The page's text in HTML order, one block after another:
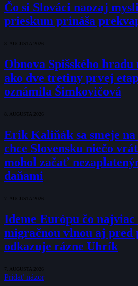
Čo si Slováci naozaj
prieskum prináša
8. AUGUSTA 2026
Obnova Spišského
ako dve tretiny prvej
oznámila Šimkovičová
8. AUGUSTA 2026
Erik Kaliňák sa smeje
chce Slovensku niečo
mohol začať
daňami
7. AUGUSTA 2026
Ideme Európu čo
migračnou vlnou aj pred
odkazuje rázne Uhrík
7. AUGUSTA 2026
Pridať názor